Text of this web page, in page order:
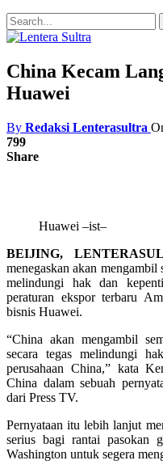
China Kecam
Huawei
By Redaksi Lenterasultra
799
Share
Huawei –ist–
BEIJING,
menegaskan akan
melindungi hak dan
peraturan ekspor terbaru
bisnis Huawei.
“China akan mengambil
secara tegas melindungi
perusahaan China,” kata
China dalam sebuah
dari Press TV.
Pernyataan itu lebih lanjut
serius bagi rantai pasokan
Washington untuk segera